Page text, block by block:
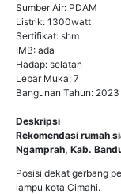
Sumber Air: PDAM
Listrik: 1300watt
Sertifikat: shm
IMB: ada
Hadap: selatan
Lebar Muka: 7
Bangunan Tahun: 2023
Deskripsi
Rekomendasi rumah
Ngamprah, Kab.
Posisi dekat gerbang
lampu kota Cimahi.